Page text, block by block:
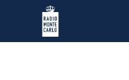
Radio Monte Carlo